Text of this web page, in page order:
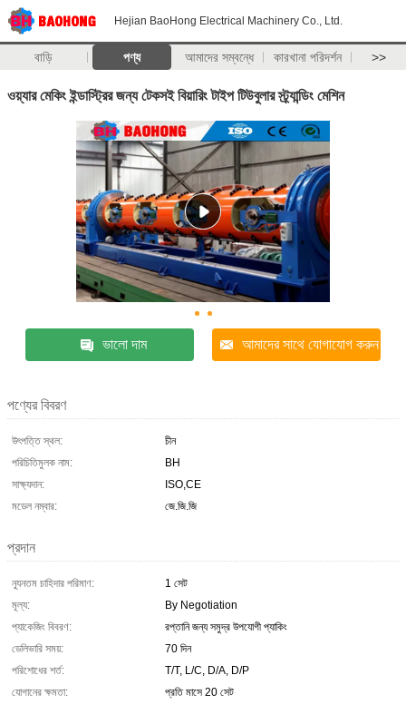
Hejian BaoHong Electrical Machinery Co., Ltd.
বাড়ি পণ্য আমাদের সম্বন্ধে কারখানা পরিদর্শন >>
ওয়্যার মেকিং ইন্ডাস্ট্রির জন্য টেকসই বিয়ারিং টাইপ টিউবুলার স্ট্র্যান্ডিং মেশিন
ভালো দাম আমাদের সাথে যোগাযোগ করুন
পণ্যের বিবরণ
উৎপত্তি স্থল:
চীন
পরিচিতিমুলক নাম:
BH
সাক্ষ্যদান:
ISO,CE
মডেল নম্বার:
জে.জি.জি
প্রদান
ন্যূনতম চাহিদার পরিমাণ:
1 সেট
মূল্য:
By Negotiation
প্যাকেজিং বিবরণ:
রপ্তানি জন্য সমুদ্র উপযোগী প্যাকিং
ডেলিভারি সময়:
70 দিন
পরিশোধের শর্ত:
T/T, L/C, D/A, D/P
যোগানের ক্ষমতা:
প্রতি মাসে 20 সেট